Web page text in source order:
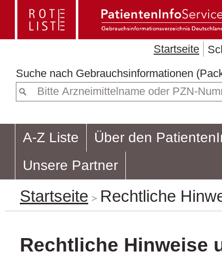
Suche nach
A-Z Liste
Über den
Unsere Partner
Startseite
Startseite Rechtliche
Rechtliche Hinweise